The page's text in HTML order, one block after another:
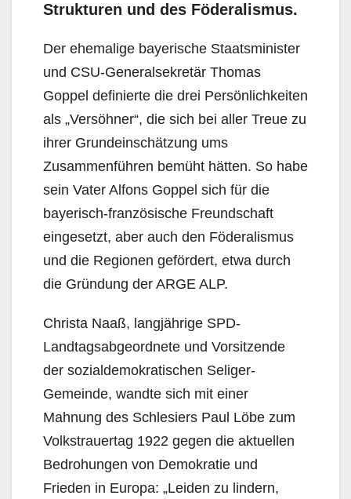
Strukturen und des Föderalismus.
Der ehemalige bayerische Staatsminister
und CSU-Generalsekretär Thomas
Goppel definierte die drei Persönlichkeiten
als „Versöhner“, die sich bei aller Treue zu
ihrer Grundeinschätzung ums
Zusammenführen bemüht hätten. So habe
sein Vater Alfons Goppel sich für die
bayerisch-französische Freundschaft
eingesetzt, aber auch den Föderalismus
und die Regionen gefördert, etwa durch
die Gründung der ARGE ALP.
Christa Naaß, langjährige SPD-
Landtagsabgeordnete und Vorsitzende
der sozialdemokratischen Seliger-
Gemeinde, wandte sich mit einer
Mahnung des Schlesiers Paul Löbe zum
Volkstrauertag 1922 gegen die aktuellen
Bedrohungen von Demokratie und
Frieden in Europa: „Leiden zu lindern,